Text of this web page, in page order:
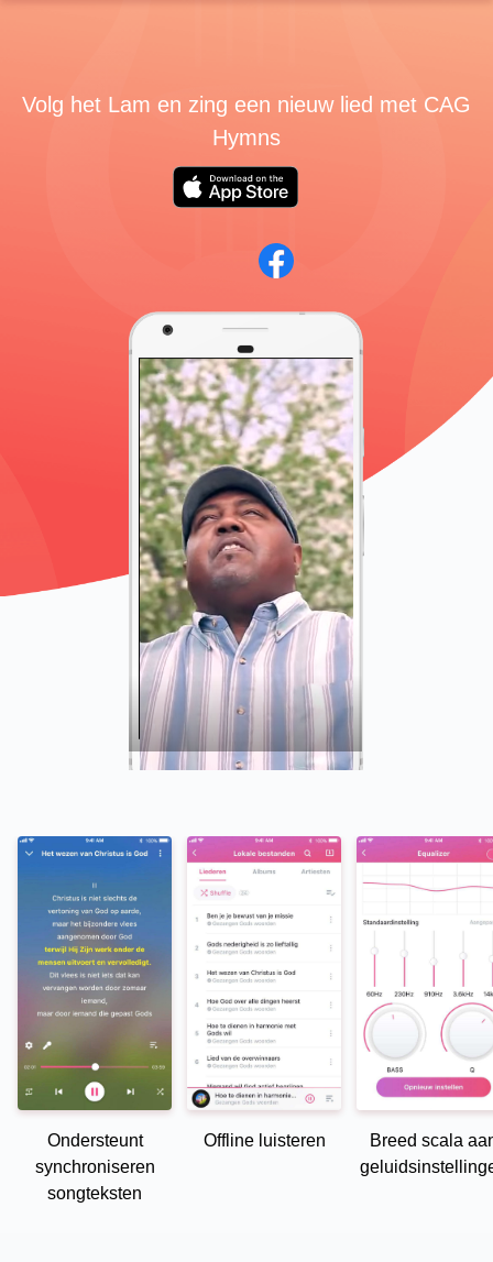
Volg het Lam en zing een nieuw lied met CAG
Hymns
Ondersteunt
synchroniseren
songteksten
Offline luisteren
Breed scala